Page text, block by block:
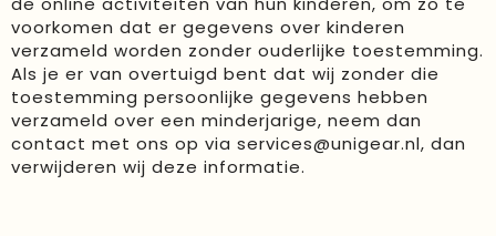
voorkomen dat er gegevens over kinderen
verzameld worden zonder ouderlijke toestemming.
Als je er van overtuigd bent dat wij zonder die
toestemming persoonlijke gegevens hebben
verzameld over een minderjarige, neem dan
contact met ons op via services@unigear.nl, dan
verwijderen wij deze informatie.